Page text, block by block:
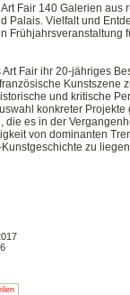
Fair 140 Galerien aus
Palais. Vielfalt und
Frühjahrsveranstaltung
Fair ihr 20-jähriges
Kunstszene
und kritische
konkreter Projekte
die es in der
von dominanten
zu